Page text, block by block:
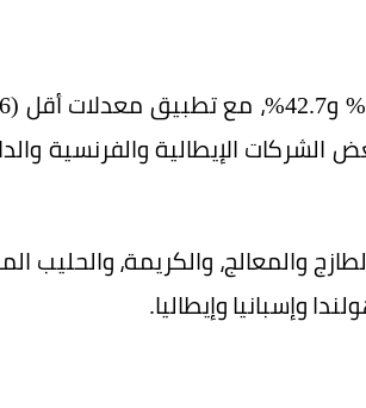
الإيطالية والفرنسية
والمعالج، والكريمة، والحليب
وإسبانيا وإيطاليا.